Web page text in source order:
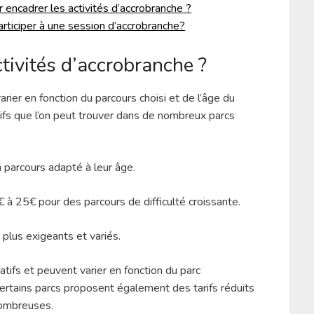
les activités d’accrobranche ?
à une session d’accrobranche?
d’accrobranche ?
en fonction du parcours choisi et de l’âge du
que l’on peut trouver dans de nombreux parcs
adapté à leur âge.
25€ pour des parcours de difficulté croissante.
exigeants et variés.
et peuvent varier en fonction du parc
parcs proposent également des tarifs réduits